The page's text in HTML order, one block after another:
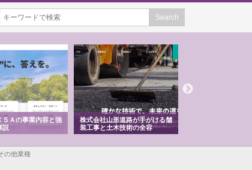
ＳＡの事業内容と強
説
株式会社山形道路が手がける舗
装工事と土木技術の全容
の他業種